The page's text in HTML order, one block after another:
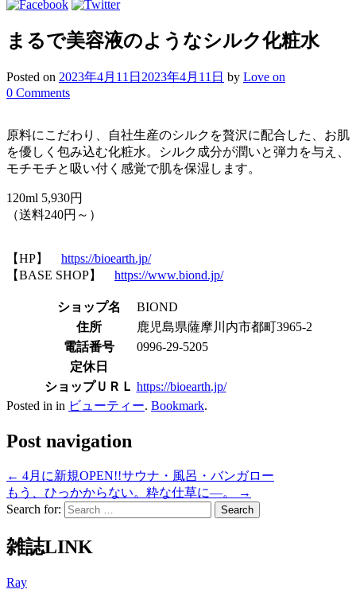
まるで美容液のようなシルク化粧水
Posted on 2023年4月11日 2023年4月11日 by Love on
0 Comments
原料にこだわり、自社生産のシルクを贅沢に配合した、お肌
を優しく包み込む化粧水。シルク成分が潤いと弾力を与え、
モチモチと吸い付く感覚で肌を保湿します。
120ml 5,930円
（送料240円～）
【HP】 https://bioearth.jp/
【BASE SHOP】 https://www.biond.jp/
ショップ名
BIOND
住所
鹿児島県薩摩川内市都町3965-2
電話番号
0996-29-5205
定休日
ショップＵＲＬ https://bioearth.jp/
Posted in in ビューティー. Bookmark.
Post navigation
← 4月に新規OPEN!!サウナ・風呂・バンガロー
もう、ひっかからない。粋な仕草に—。
→
Search for:
雑誌LINK
Ray